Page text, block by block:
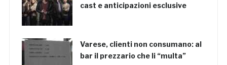
cast e anticipazioni esclusive
Varese, clienti non consumano: al
bar il prezzario che li “multa”